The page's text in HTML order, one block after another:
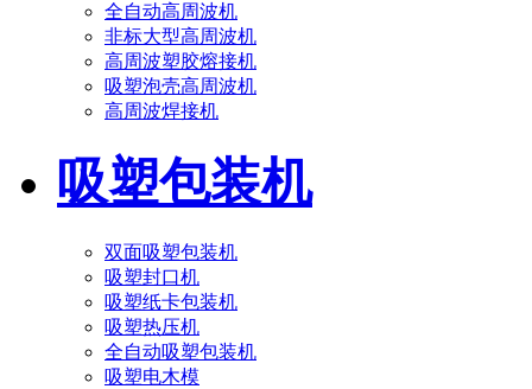
全自动高周波机
非标大型高周波机
高周波塑胶熔接机
吸塑泡壳高周波机
高周波焊接机
吸塑包装机
双面吸塑包装机
吸塑封口机
吸塑纸卡包装机
吸塑热压机
全自动吸塑包装机
吸塑电木模